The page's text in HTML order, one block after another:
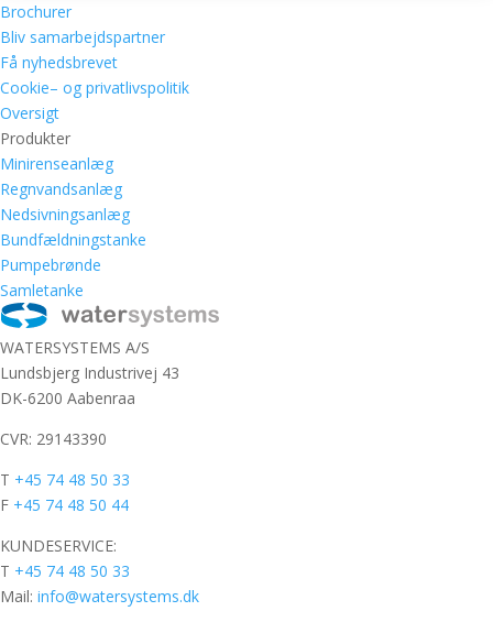
Brochurer
Bliv samarbejdspartner
Få nyhedsbrevet
Cookie– og privatlivspolitik
Oversigt
Produkter
Minirenseanlæg
Regnvandsanlæg
Nedsivningsanlæg
Bundfældningstanke
Pumpebrønde
Samletanke
WATERSYSTEMS A/S
Lundsbjerg Industrivej 43
DK-6200 Aabenraa
CVR: 29143390
T +45 74 48 50 33
F +45 74 48 50 44
KUNDESERVICE:
T +45 74 48 50 33
Mail: info@watersystems.dk